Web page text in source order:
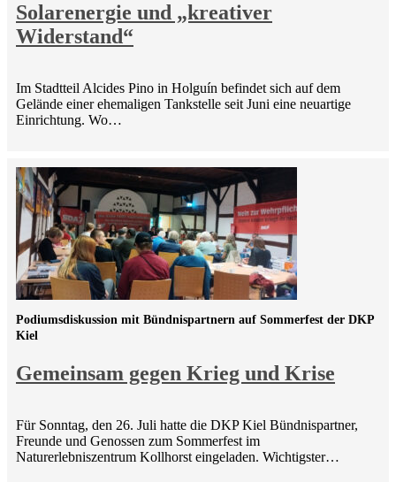
Solarenergie und „kreativer
Widerstand“
Im Stadtteil Alcides Pino in Holguín befindet sich auf dem
Gelände einer ehemaligen Tankstelle seit Juni eine neuartige
Einrichtung. Wo…
Gemeinsam gegen Krieg und Krise
Podiumsdiskussion mit Bündnispartnern auf Sommerfest der DKP
Kiel
Für Sonntag, den 26. Juli hatte die DKP Kiel Bündnispartner,
Freunde und Genossen zum Sommerfest im
Naturerlebniszentrum Kollhorst eingeladen. Wichtigster…